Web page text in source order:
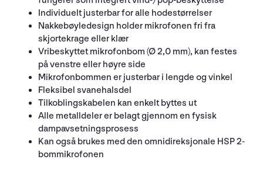
Individuelt justerbar for alle hodestørrelser
Nakkebøyledesign holder mikrofonen fri fra
skjortekrage eller klær
Vribeskyttet mikrofonbom (Ø 2,0 mm), kan festes
på venstre eller høyre side
Mikrofonbommen er justerbar i lengde og vinkel
Fleksibel svanehalsdel
Tilkoblingskabelen kan enkelt byttes ut
Alle metalldeler er belagt gjennom en fysisk
dampavsetningsprosess
Kan også brukes med den omnidireksjonale HSP 2-
bommikrofonen